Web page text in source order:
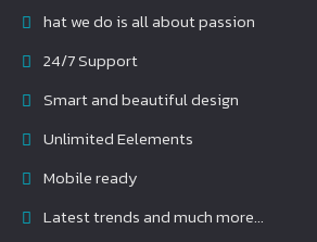
hat we do is all about passion
24/7 Support
Smart and beautiful design
Unlimited Eelements
Mobile ready
Latest trends and much more...